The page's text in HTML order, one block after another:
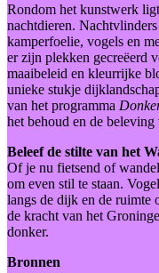
Rondom het kunstwerk
nachtdieren.
kamperfoelie, vogels en
er zijn plekken gecreëerd
maaibeleid en kleurrijke
unieke stukje
van het programma
het behoud en de
Beleef de stilte van het
Of je nu fietsend of
om even stil te staan.
langs de dijk en de ruimte
de kracht van het
donker.
Bronnen